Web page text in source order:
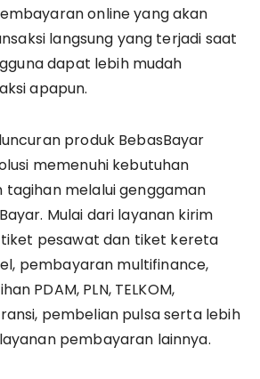
online yang akan
langsung yang terjadi saat
dapat lebih mudah
apapun.
produk BebasBayar
memenuhi kebutuhan
melalui genggaman
Mulai dari layanan kirim
pesawat dan tiket kereta
pembayaran multifinance,
PDAM, PLN, TELKOM,
pembelian pulsa serta lebih
pembayaran lainnya.